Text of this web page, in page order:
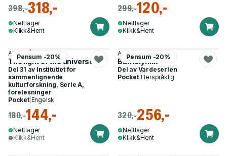
398,-318,-
Nettlager
Klikk&Hent
299,-120,-
Nettlager
Klikk&Hent
Pensum -20%
Ailbhe Ó Corráin
The light of the universe
Del 31 av Instituttet for
sammenlignende
kulturforskning, Serie A,
forelesninger
Pocket| Engelsk
180,-144,-
Nettlager
Klikk&Hent
Pensum -20%
Anne Skaret
Barnelyrikk
Del av Vardeserien
Pocket| Flerspråklig
320,-256,-
Nettlager
Klikk&Hent